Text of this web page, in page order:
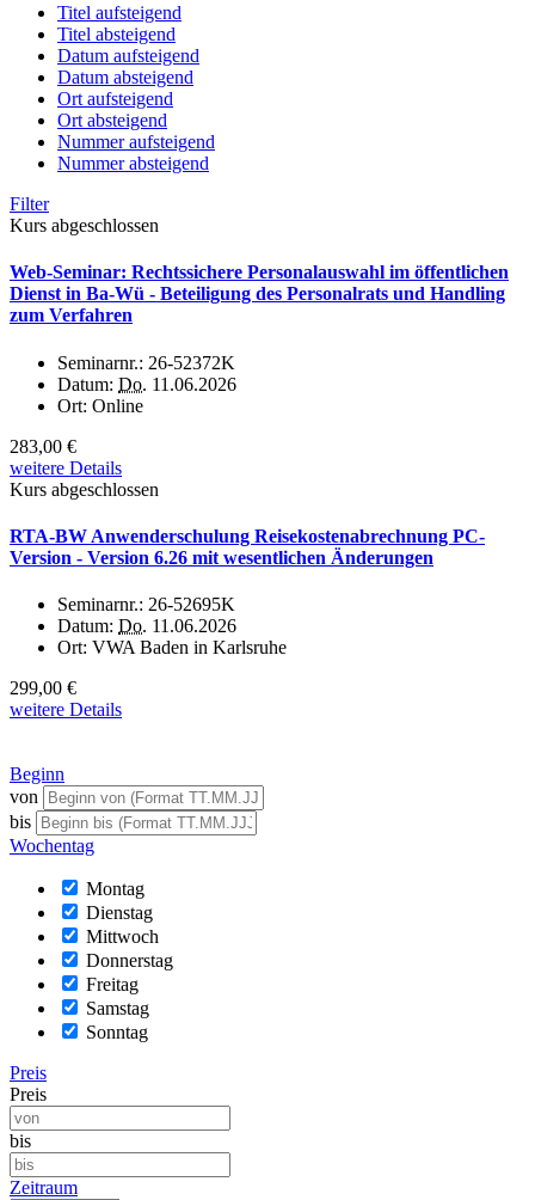
Titel aufsteigend
Titel absteigend
Datum aufsteigend
Datum absteigend
Ort aufsteigend
Ort absteigend
Nummer aufsteigend
Nummer absteigend
Filter
Kurs abgeschlossen
Web-Seminar: Rechtssichere Personalauswahl im öffentlichen
Dienst in Ba-Wü - Beteiligung des Personalrats und Handling
zum Verfahren
Seminarnr.: 26-52372K
Datum: Do. 11.06.2026
Ort: Online
283,00 €
weitere Details
Kurs abgeschlossen
RTA-BW Anwenderschulung Reisekostenabrechnung PC-
Version - Version 6.26 mit wesentlichen Änderungen
Seminarnr.: 26-52695K
Datum: Do. 11.06.2026
Ort: VWA Baden in Karlsruhe
299,00 €
weitere Details
Beginn
von
bis
Wochentag
Montag
Dienstag
Mittwoch
Donnerstag
Freitag
Samstag
Sonntag
Preis
Preis
bis
Zeitraum